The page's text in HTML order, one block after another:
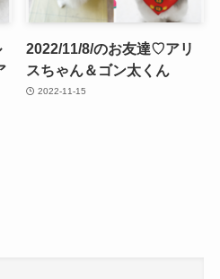
2022/11/8/のお友達♡アリ
スちゃん＆ゴン太くん
2022-11-15